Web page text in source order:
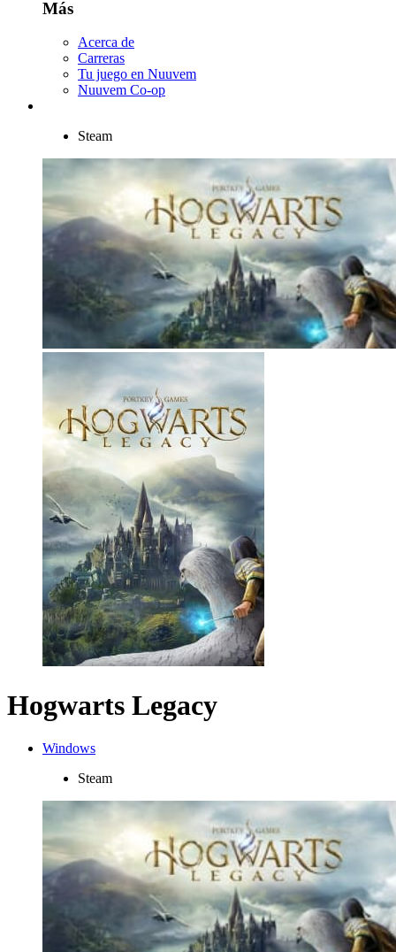
Más
Acerca de
Carreras
Tu juego en Nuuvem
Nuuvem Co-op
Steam
Hogwarts Legacy
Windows
Steam